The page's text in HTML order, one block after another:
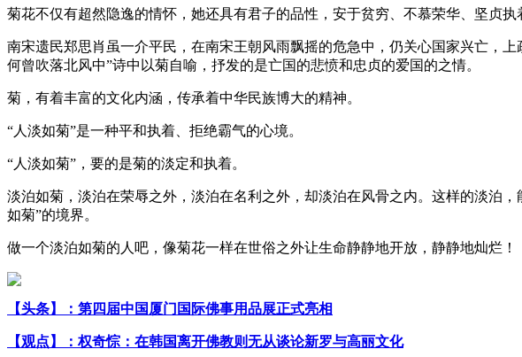
菊花不仅有超然隐逸的情怀，她还具有君子的品性，安于贫穷、不慕荣华、坚贞
南宋遗民郑思肖虽一介平民，在南宋王朝风雨飘摇的危急中，仍关心国家兴亡，
何曾吹落北风中”诗中以菊自喻，抒发的是亡国的悲愤和忠贞的爱国的之情。
菊，有着丰富的文化内涵，传承着中华民族博大的精神。
“人淡如菊”是一种平和执着、拒绝霸气的心境。
“人淡如菊”，要的是菊的淡定和执着。
淡泊如菊，淡泊在荣辱之外，淡泊在名利之外，却淡泊在风骨之内。这样的淡泊
如菊”的境界。
做一个淡泊如菊的人吧，像菊花一样在世俗之外让生命静静地开放，静静地灿烂！
【头条】：第四届中国厦门国际佛事用品展正式亮相
【观点】：权奇悰：在韩国离开佛教则无从谈论新罗与高丽文化